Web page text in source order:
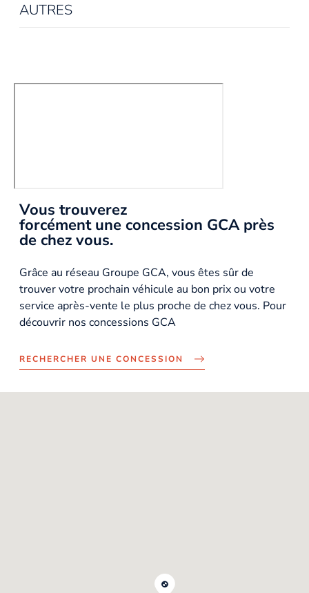
AUTRES
Vous trouverez
forcément une concession GCA près
de chez vous.
Grâce au réseau Groupe GCA, vous êtes sûr de
trouver votre prochain véhicule au bon prix ou votre
service après-vente le plus proche de chez vous. Pour
découvrir nos concessions GCA
RECHERCHER UNE CONCESSION